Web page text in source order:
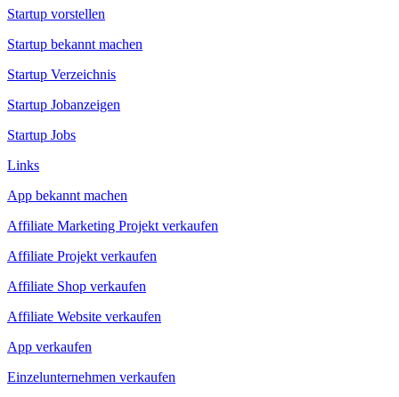
Startup vorstellen
Startup bekannt machen
Startup Verzeichnis
Startup Jobanzeigen
Startup Jobs
Links
App bekannt machen
Affiliate Marketing Projekt verkaufen
Affiliate Projekt verkaufen
Affiliate Shop verkaufen
Affiliate Website verkaufen
App verkaufen
Einzelunternehmen verkaufen